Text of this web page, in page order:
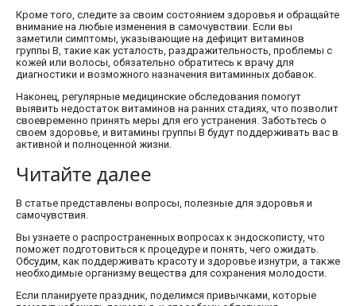
Кроме того, следите за своим состоянием здоровья и обращайте
внимание на любые изменения в самочувствии. Если вы
заметили симптомы, указывающие на дефицит витаминов
группы В, такие как усталость, раздражительность, проблемы с
кожей или волосы, обязательно обратитесь к врачу для
диагностики и возможного назначения витаминных добавок.
Наконец, регулярные медицинские обследования помогут
выявить недостаток витаминов на ранних стадиях, что позволит
своевременно принять меры для его устранения. Заботьтесь о
своем здоровье, и витамины группы В будут поддерживать вас в
активной и полноценной жизни.
Читайте далее
В статье представлены вопросы, полезные для здоровья и
самочувствия.
Вы узнаете о распространенных вопросах к эндоскописту, что
поможет подготовиться к процедуре и понять, чего ожидать.
Обсудим, как поддерживать красоту и здоровье изнутри, а также
необходимые организму вещества для сохранения молодости.
Если планируете праздник, поделимся привычками, которые